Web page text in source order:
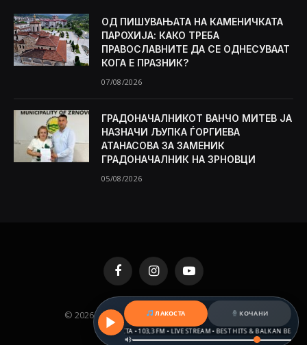
ОД ПИШУВАЊАТА НА КАМЕНИЧКАТА
ПАРОХИЈА: КАКО ТРЕБА
ПРАВОСЛАВНИТЕ ДА СЕ ОДНЕСУВААТ
КОГА Е ПРАЗНИК?
07/08/2026
ГРАДОНАЧАЛНИКОТ ВАНЧО МИТЕВ ЈА
НАЗНАЧИ ЉУПКА ЃОРГИЕВА
АТАНАСОВА ЗА ЗАМЕНИК
ГРАДОНАЧАЛНИК НА ЗРНОВЦИ
05/08/2026
FacebookInstagramYouTube
© 2026 KAMENICA.MK. Designed by MKNET.
ЛАКОСТА
КОЧАНИ
РАДИО ЛАКОСТА • 103,3 FM • LIVE STREAM • BEST HITS & BALKAN BEATS